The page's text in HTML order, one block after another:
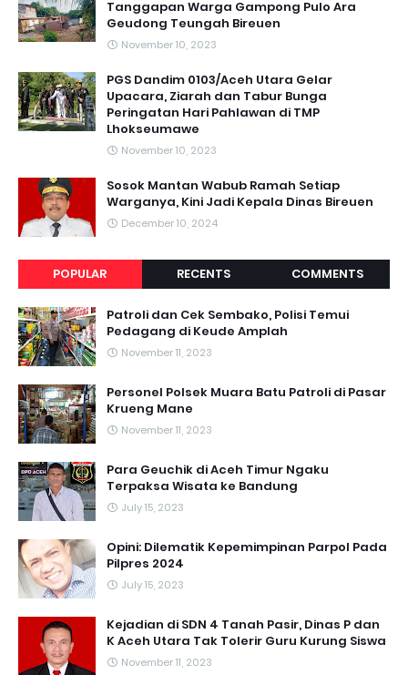
Tanggapan Warga Gampong Pulo Ara
Geudong Teungah Bireuen
November 10, 2023
PGS Dandim 0103/Aceh Utara Gelar
Upacara, Ziarah dan Tabur Bunga
Peringatan Hari Pahlawan di TMP
Lhokseumawe
November 10, 2023
Sosok Mantan Wabub Ramah Setiap
Warganya, Kini Jadi Kepala Dinas Bireuen
December 10, 2024
POPULAR RECENTS COMMENTS
Patroli dan Cek Sembako, Polisi Temui
Pedagang di Keude Amplah
November 11, 2023
Personel Polsek Muara Batu Patroli di Pasar
Krueng Mane
November 11, 2023
Para Geuchik di Aceh Timur Ngaku
Terpaksa Wisata ke Bandung
July 15, 2023
Opini: Dilematik Kepemimpinan Parpol Pada
Pilpres 2024
July 15, 2023
Kejadian di SDN 4 Tanah Pasir, Dinas P dan
K Aceh Utara Tak Tolerir Guru Kurung Siswa
November 11, 2023